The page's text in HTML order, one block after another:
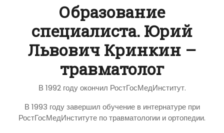
Образование
специалиста. Юрий
Львович Кринкин –
травматолог
В 1992 году окончил РостГосМедИнститут.
В 1993 году завершил обучение в интернатуре при
РостГосМедИнституте по травматологии и ортопедии.